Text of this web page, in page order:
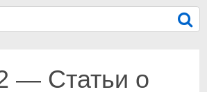
— Статьи о